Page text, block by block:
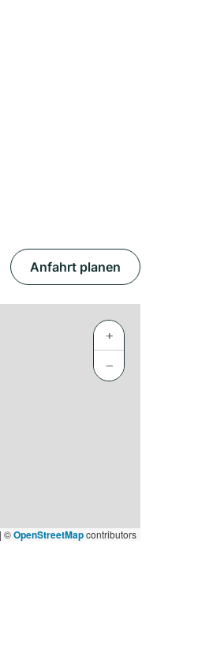
Anfahrt planen
+
−
| ©OpenStreetMapcontributors